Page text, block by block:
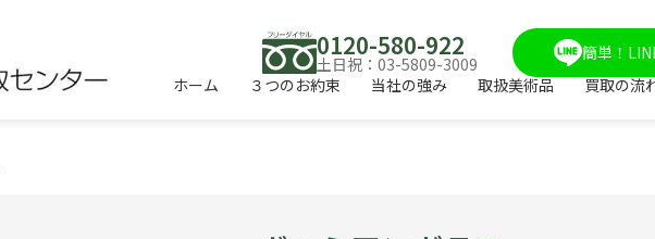
0120-580-922
土日祝：03-5809-3009
簡単！
ホーム
３つのお約束 当社の強み 取扱美術品 買取の流